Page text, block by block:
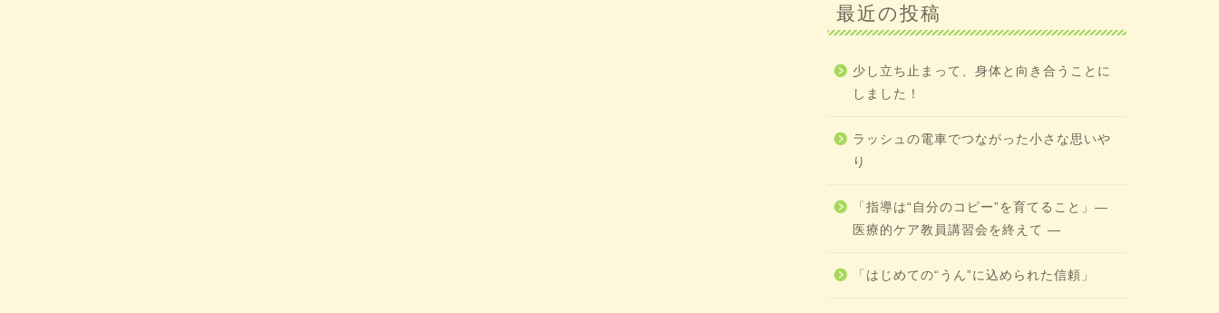
最近の投稿
少し立ち止まって、身体と向き合うことに
しました！
ラッシュの電車でつながった小さな思いや
り
「指導は“自分のコピー”を育てること」―
医療的ケア教員講習会を終えて ―
「はじめての“うん”に込められた信頼」